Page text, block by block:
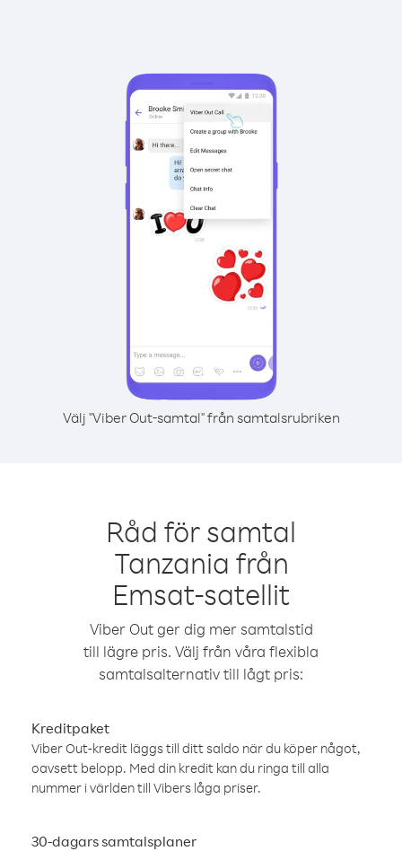
Välj "Viber Out-samtal" från samtalsrubriken
Råd för samtal
Tanzania från
Emsat-satellit
Viber Out ger dig mer samtalstid
till lägre pris. Välj från våra flexibla
samtalsalternativ till lågt pris:
Kreditpaket
Viber Out-kredit läggs till ditt saldo när du köper något,
oavsett belopp. Med din kredit kan du ringa till alla
nummer i världen till Vibers låga priser.
30-dagars samtalsplaner